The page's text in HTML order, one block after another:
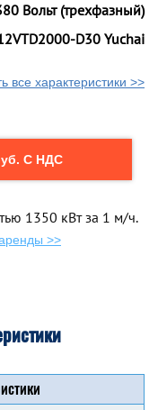
Вольт (трехфазный)
D30 Yuchai
все характеристики >>
С НДС
1350 кВт за 1 м/ч.
>>